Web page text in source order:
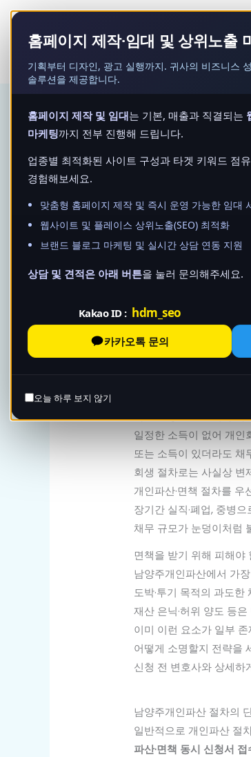
홈페이지 제작·임대 및 상위노출
기획부터 디자인, 광고 실행까지. 귀사의 비즈니스
솔루션을 제공합니다.
홈페이지 제작 및 임대는 기본, 매출과 직결되는
마케팅까지 전부 진행해 드립니다.
업종별 최적화된 사이트 구성과 타겟 키워드 점
경험해보세요.
맞춤형 홈페이지 제작 및 즉시 운영 가능한 임대
웹사이트 및 플레이스 상위노출(SEO) 최적화
브랜드 블로그 마케팅 및 실시간 상담 연동 지원
상담 및 견적은 아래 버튼을 눌러 문의해주세요.
Kakao ID : hdm_seo
카카오톡 문의
오늘 하루 보지 않기
남양주개인파산
개인파산은 더 이상 채무
다시 시작할 기회를 부여
단순히 “파산 신청만 하
채무자에게 정말 회생
파산 신청을 고민해야 하
일정한 소득이 없어 개인
또는 소득이 있더라도 채
회생 절차로는 사실상 변
개인파산·면책 절차를 우
장기간 실직·폐업, 중병
채무 규모가 눈덩이처럼
면책을 받기 위해 피해야
남양주개인파산에서 가
도박·투기 목적의 과도
재산 은닉·허위 양도 등
이미 이런 요소가 일부
어떻게 소명할지 전략을
신청 전 변호사와 상세하
남양주개인파산 절차의
일반적으로 개인파산 절
파산·면책 동시 신청서